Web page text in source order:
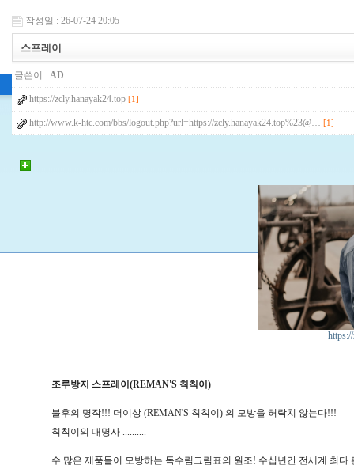
작성일 : 26-07-24 20:05
스프레이
글쓴이 : AD
https://zcly.hanayak24.top [1]
http://www.k-htc.com/bbs/logout.php?url=https://zcly.hanayak24.top%23@… [1]
조루방지 스프레이(REMAN'S 칙칙이)
불후의 명작!!! 더이상 (REMAN'S 칙칙이) 의 모방을 허락치 않는다!!!
칙칙이의 대명사 ..........
수 많은 제품들이 모방하는 독수림그림표의 원조! 수십년간 전세계 최